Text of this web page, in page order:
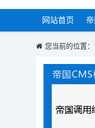
网站首页
您当前的位置：